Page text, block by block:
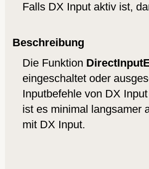
Falls DX Input aktiv ist,
Beschreibung
Die Funktion
eingeschaltet oder
Inputbefehle von DX
ist es minimal langsamer
mit DX Input.